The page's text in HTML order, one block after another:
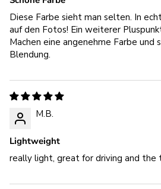
Diese Farbe sieht man selten. In
auf den Fotos! Ein weiterer
Machen eine angenehme Farbe und
Blendung.
M.B.
Lightweight
really light, great for driving and the